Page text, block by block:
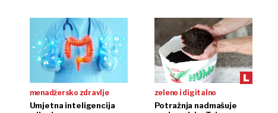
menadžersko zdravlje
Umjetna inteligencija
zeleno i digitalno
Potražnja nadmašuje